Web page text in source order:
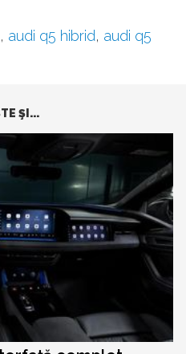
, audi q5 hibrid, audi q5
ŞI...